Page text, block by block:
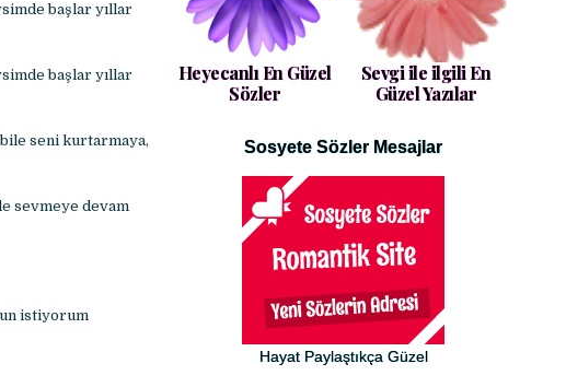
başlar yıllar
başlar yıllar
seni kurtarmaya,
sevmeye devam
istiyorum
Heyecanlı En Güzel
Sözler
Sevgi ile ilgili En
Güzel Yazılar
Sosyete Sözler Mesajlar
Hayat Paylaştıkça Güzel